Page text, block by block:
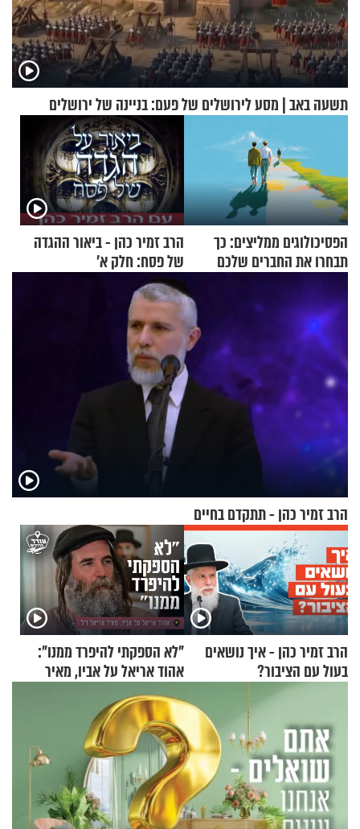
תשעה באב | מסע לירושלים של פעם: בניינה של ירושלים
הפסיכולוגים ממליצים: כך
תבחרו את החברים שלכם
בחיים
הרב זמיר כהן - ביאור ההגדה
של פסח: חלק א’
הרב זמיר כהן - תתקדם בחיים
הרב זמיר כהן - איך נושאים
בעול עם הציבור?
"לא הספקתי להיפרד ממנו":
אהוד אריאל על אביו, מאיר
אריאל ז"ל